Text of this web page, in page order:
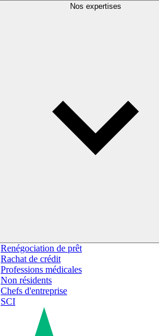
Nos expertises
Renégociation de prêt
Rachat de crédit
Professions médicales
Non résidents
Chefs d'entreprise
SCI